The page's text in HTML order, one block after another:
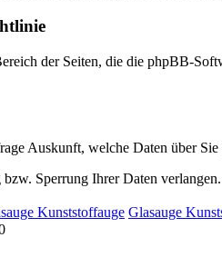
der Seiten, die die phpBB-
Auskunft, welche Daten über Sie
Sperrung Ihrer Daten
Kunststoffauge Glasauge